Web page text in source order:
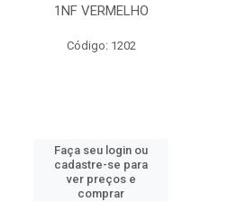
1NF VERMELHO
Código: 1202
Faça seu login ou
cadastre-se para
ver preços e
comprar